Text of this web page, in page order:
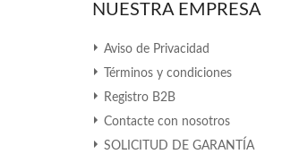
NUESTRA EMPRESA
Aviso de Privacidad
Términos y condiciones
Registro B2B
Contacte con nosotros
SOLICITUD DE GARANTÍA